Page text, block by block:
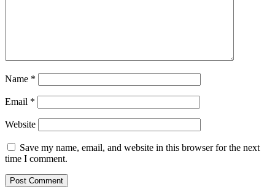
Name *
Email *
Website
Save my name, email, and website in this browser for the next
time I comment.